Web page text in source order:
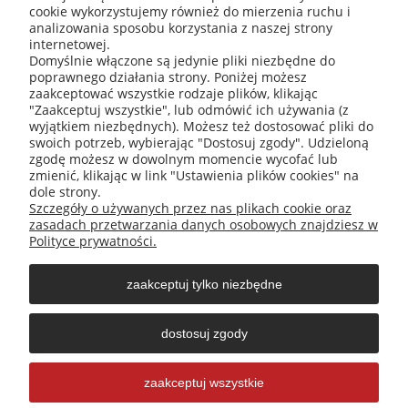
30-416 Kraków
+48 531 809 706
office@abispro.pl
Informacje
Blog
Moje konto
cookie wykorzystujemy również do mierzenia ruchu i
analizowania sposobu korzystania z naszej strony
internetowej.
Domyślnie włączone są jedynie pliki niezbędne do
poprawnego działania strony. Poniżej możesz
zaakceptować wszystkie rodzaje plików, klikając
"Zaakceptuj wszystkie", lub odmówić ich używania (z
wyjątkiem niezbędnych). Możesz też dostosować pliki do
swoich potrzeb, wybierając "Dostosuj zgody". Udzieloną
zgodę możesz w dowolnym momencie wycofać lub
zmienić, klikając w link "Ustawienia plików cookies" na
dole strony.
Szczegóły o używanych przez nas plikach cookie oraz
zasadach przetwarzania danych osobowych znajdziesz w
Polityce prywatności.
zaakceptuj tylko niezbędne
dostosuj zgody
zaakceptuj wszystkie